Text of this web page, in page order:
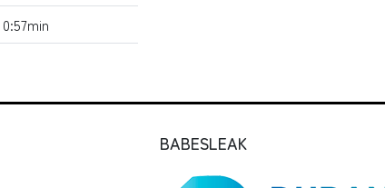
0:57min
BABESLEAK